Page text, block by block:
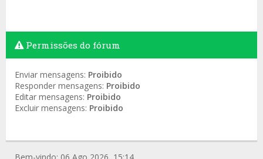
Permissões do fórum
Enviar mensagens: Proibido
Responder mensagens: Proibido
Editar mensagens: Proibido
Excluir mensagens: Proibido